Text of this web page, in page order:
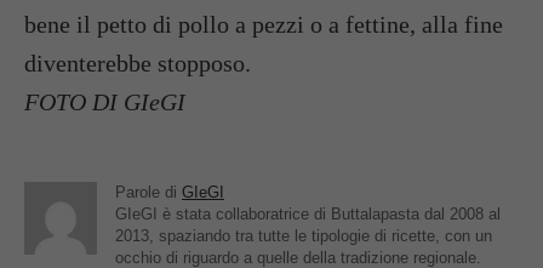
bene il petto di pollo a pezzi o a fettine, alla fine
diventerebbe stopposo.
FOTO DI GIeGI
Parole di GIeGI
GIeGI è stata collaboratrice di Buttalapasta dal 2008 al
2013, spaziando tra tutte le tipologie di ricette, con un
occhio di riguardo a quelle della tradizione regionale.